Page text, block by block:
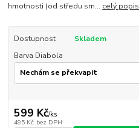
hmotnosti (od středu sm... celý popis
Dostupnost
Skladem
Barva Diabola
599 Kč/ks
495 Kč bez DPH